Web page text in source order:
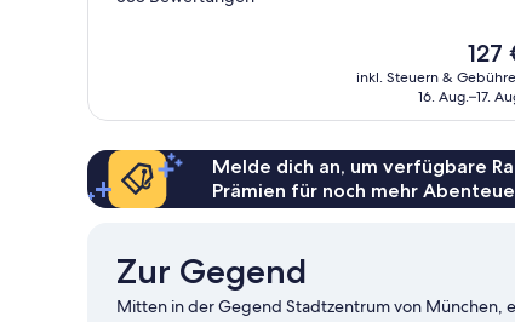
Der
Preis
127
inkl. Steuern &
16. Aug.–17.
Melde dich an, um verfügbare
Prämien für noch mehr
Zur Gegend
Mitten in der Gegend Stadtzentrum von München,